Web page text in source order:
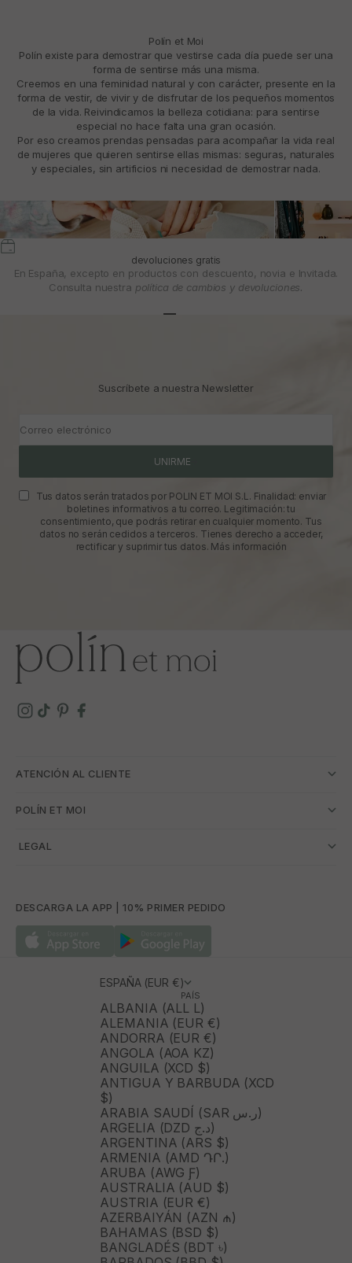
Polín et Moi
Polín existe para demostrar que vestirse cada día puede ser una
forma de sentirse más una misma.
Creemos en una feminidad natural y con carácter, presente en la
forma de vestir, de vivir y de disfrutar de los pequeños momentos
de la vida. Reivindicamos la belleza cotidiana: para sentirse
especial no hace falta una gran ocasión.
Por eso creamos prendas pensadas para acompañar la vida real
de mujeres que quieren sentirse ellas mismas: seguras, naturales
y especiales, sin artificios ni necesidad de demostrar nada.
devoluciones gratis
En España, excepto en productos con descuento, novia e Invitada.
Consulta nuestra política de cambios y devoluciones.
Suscríbete a nuestra Newsletter
Correo electrónico
UNIRME
Tus datos serán tratados por POLIN ET MOI S.L. Finalidad: enviar
boletines informativos a tu correo. Legitimación: tu
consentimiento, que podrás retirar en cualquier momento. Tus
datos no serán cedidos a terceros. Tienes derecho a acceder,
rectificar y suprimir tus datos. Más información
ATENCIÓN AL CLIENTE
POLÍN ET MOI
­ LEGAL
DESCARGA LA APP | 10% PRIMER PEDIDO
ESPAÑA (EUR €)
PAÍS
ALBANIA (ALL L)
ALEMANIA (EUR €)
ANDORRA (EUR €)
ANGOLA (AOA KZ)
ANGUILA (XCD $)
ANTIGUA Y BARBUDA (XCD
$)
ARABIA SAUDÍ (SAR ر.س)
ARGELIA (DZD د.ج)
ARGENTINA (ARS $)
ARMENIA (AMD ԴՐ.)
ARUBA (AWG Ƒ)
AUSTRALIA (AUD $)
AUSTRIA (EUR €)
AZERBAIYÁN (AZN ₼)
BAHAMAS (BSD $)
BANGLADÉS (BDT ৳)